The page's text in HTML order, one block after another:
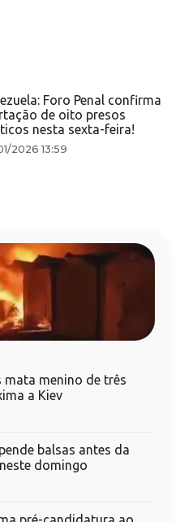
Foro Penal confirma
de oito presos
nesta sexta-feira!
2026 13:59
menino de três
a Kiev
balsas antes da
domingo